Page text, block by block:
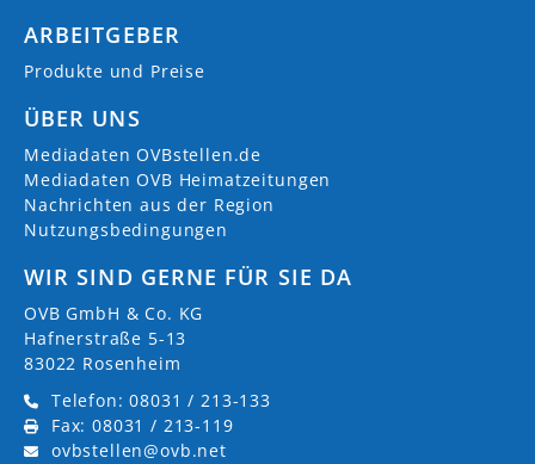
ARBEITGEBER
Produkte und Preise
ÜBER UNS
Mediadaten OVBstellen.de
Mediadaten OVB Heimatzeitungen
Nachrichten aus der Region
Nutzungsbedingungen
WIR SIND GERNE FÜR SIE DA
OVB GmbH & Co. KG
Hafnerstraße 5-13
83022 Rosenheim
Telefon: 08031 / 213-133
Fax: 08031 / 213-119
ovbstellen@ovb.net